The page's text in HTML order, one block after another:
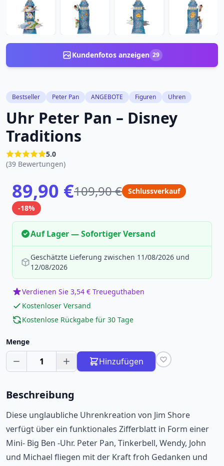
Kundenfotos anzeigen 29
Bestseller Peter Pan ANGEBOTE Figuren Uhren
Uhr Peter Pan – Disney
Traditions
5.0
(39 Bewertungen)
89,90 €109,90 €
Schlussverkauf
-18%
Auf Lager — Sofortiger Versand
Geschätzte Lieferung zwischen 11/08/2026 und
12/08/2026
Verdienen Sie 3,54 € Treueguthaben
Kostenloser Versand
Kostenlose Rückgabe für 30 Tage
Menge
1 Hinzufügen
Beschreibung
Diese unglaubliche Uhrenkreation von Jim Shore
verfügt über ein funktionales Zifferblatt in Form einer
Mini- Big Ben -Uhr. Peter Pan, Tinkerbell, Wendy, John
und Michael fliegen mit der Kraft froh Gedanken und